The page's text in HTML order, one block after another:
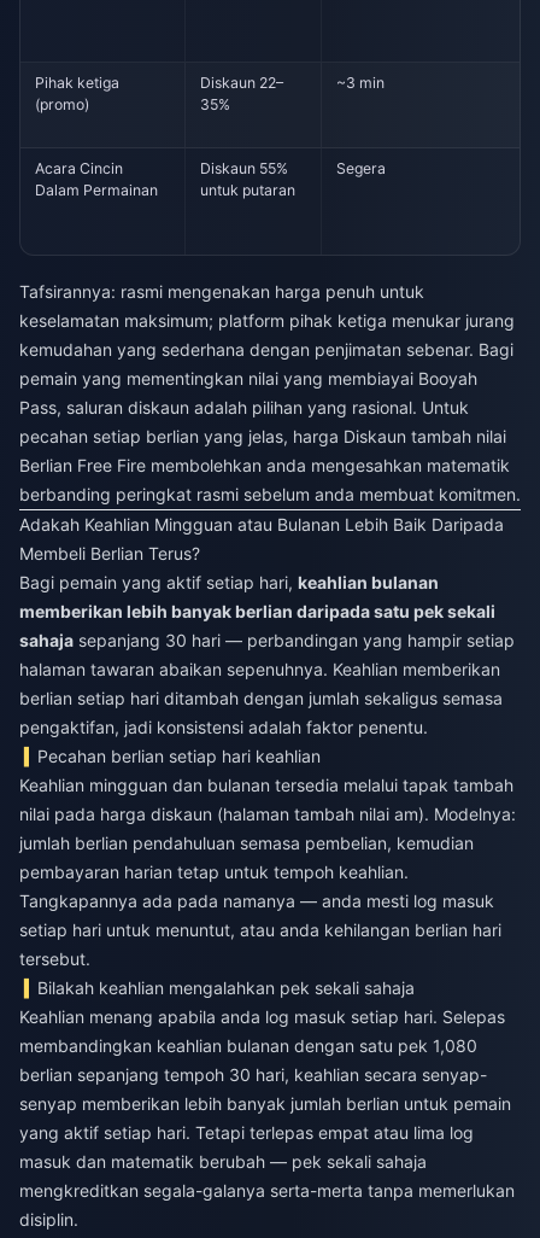
Pihak ketiga
(promo)
Diskaun 22–
35%
~3 min
Acara Cincin
Dalam Permainan
Diskaun 55%
untuk putaran
Segera
Tafsirannya: rasmi mengenakan harga penuh untuk
keselamatan maksimum; platform pihak ketiga menukar jurang
kemudahan yang sederhana dengan penjimatan sebenar. Bagi
pemain yang mementingkan nilai yang membiayai Booyah
Pass, saluran diskaun adalah pilihan yang rasional. Untuk
pecahan setiap berlian yang jelas, harga Diskaun tambah nilai
Berlian Free Fire membolehkan anda mengesahkan matematik
berbanding peringkat rasmi sebelum anda membuat komitmen.
Adakah Keahlian Mingguan atau Bulanan Lebih Baik Daripada
Membeli Berlian Terus?
Bagi pemain yang aktif setiap hari, keahlian bulanan
memberikan lebih banyak berlian daripada satu pek sekali
sahaja sepanjang 30 hari — perbandingan yang hampir setiap
halaman tawaran abaikan sepenuhnya. Keahlian memberikan
berlian setiap hari ditambah dengan jumlah sekaligus semasa
pengaktifan, jadi konsistensi adalah faktor penentu.
Pecahan berlian setiap hari keahlian
Keahlian mingguan dan bulanan tersedia melalui tapak tambah
nilai pada harga diskaun (halaman tambah nilai am). Modelnya:
jumlah berlian pendahuluan semasa pembelian, kemudian
pembayaran harian tetap untuk tempoh keahlian.
Tangkapannya ada pada namanya — anda mesti log masuk
setiap hari untuk menuntut, atau anda kehilangan berlian hari
tersebut.
Bilakah keahlian mengalahkan pek sekali sahaja
Keahlian menang apabila anda log masuk setiap hari. Selepas
membandingkan keahlian bulanan dengan satu pek 1,080
berlian sepanjang tempoh 30 hari, keahlian secara senyap-
senyap memberikan lebih banyak jumlah berlian untuk pemain
yang aktif setiap hari. Tetapi terlepas empat atau lima log
masuk dan matematik berubah — pek sekali sahaja
mengkreditkan segala-galanya serta-merta tanpa memerlukan
disiplin.